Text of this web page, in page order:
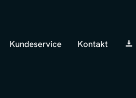
Kundeservice Kontakt